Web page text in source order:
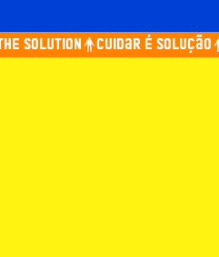
solution Cuidar é solução